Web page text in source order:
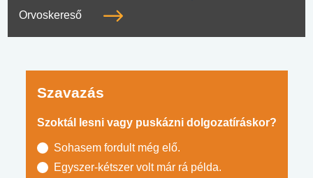
Orvoskereső
Szavazás
Szoktál lesni vagy puskázni dolgozatíráskor?
Sohasem fordult még elő.
Egyszer-kétszer volt már rá példa.